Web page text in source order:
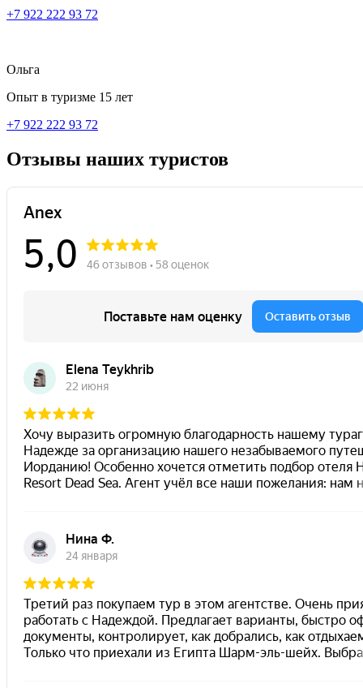
+7 922 222 93 72
Ольга
Опыт в туризме 15 лет
+7 922 222 93 72
Отзывы наших туристов